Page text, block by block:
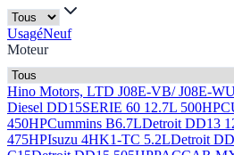
UsagéNeuf
Moteur
Hino Motors, LTD J08E-VB/ J08E-
Diesel DD15SERIE 60 12.7L 500HP
450HPCummins B6.7LDetroit DD13
475HPIsuzu 4HK1-TC 5.2LDetroit